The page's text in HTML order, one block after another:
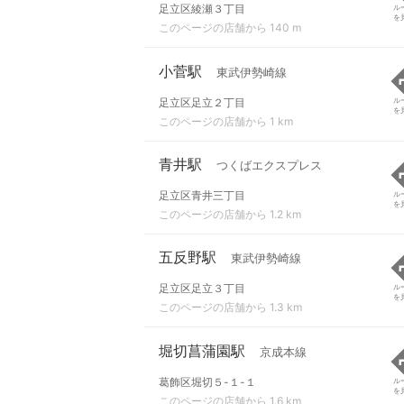
足立区綾瀬３丁目
このページの店舗から 140 m
ル
を
小菅駅 東武伊勢崎線
足立区足立２丁目
このページの店舗から 1 km
ル
を
青井駅 つくばエクスプレス
足立区青井三丁目
このページの店舗から 1.2 km
ル
を
五反野駅 東武伊勢崎線
足立区足立３丁目
このページの店舗から 1.3 km
ル
を
堀切菖蒲園駅 京成本線
葛飾区堀切５-１-１
このページの店舗から 1.6 km
ル
を